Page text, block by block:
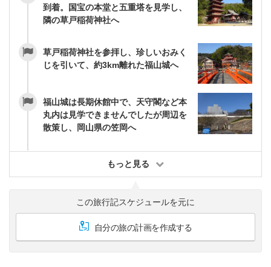
到着。国宝の本堂と五重塔を見学し、
隣の草戸稲荷神社へ
草戸稲荷神社を参拝し、珍しいおみく
じを引いて、約3km離れた福山城へ
福山城は長期休館中で、天守閣など本
丸内は見学できませんでしたが周辺を
散策し、岡山県の笠岡へ
もっと見る
この旅行記スケジュールを元に
自分の旅の計画を作成する